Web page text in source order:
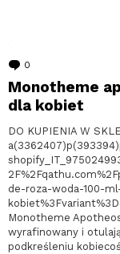
0
Monotheme
dla kobiet
DO KUPIENIA W
de-roza-woda-100-
Monotheme
wyrafinowany i
podkreśleniu